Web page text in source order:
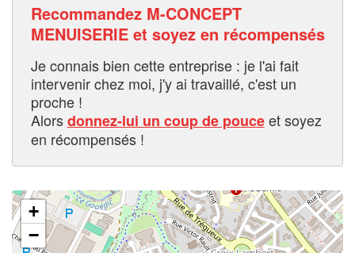
Recommandez M-CONCEPT
MENUISERIE et soyez en récompensés
Je connais bien cette entreprise : je l'ai fait
intervenir chez moi, j'y ai travaillé, c'est un
proche !
Alorsdonnez-lui un coup de pouceet soyez
en récompensés !
+
−